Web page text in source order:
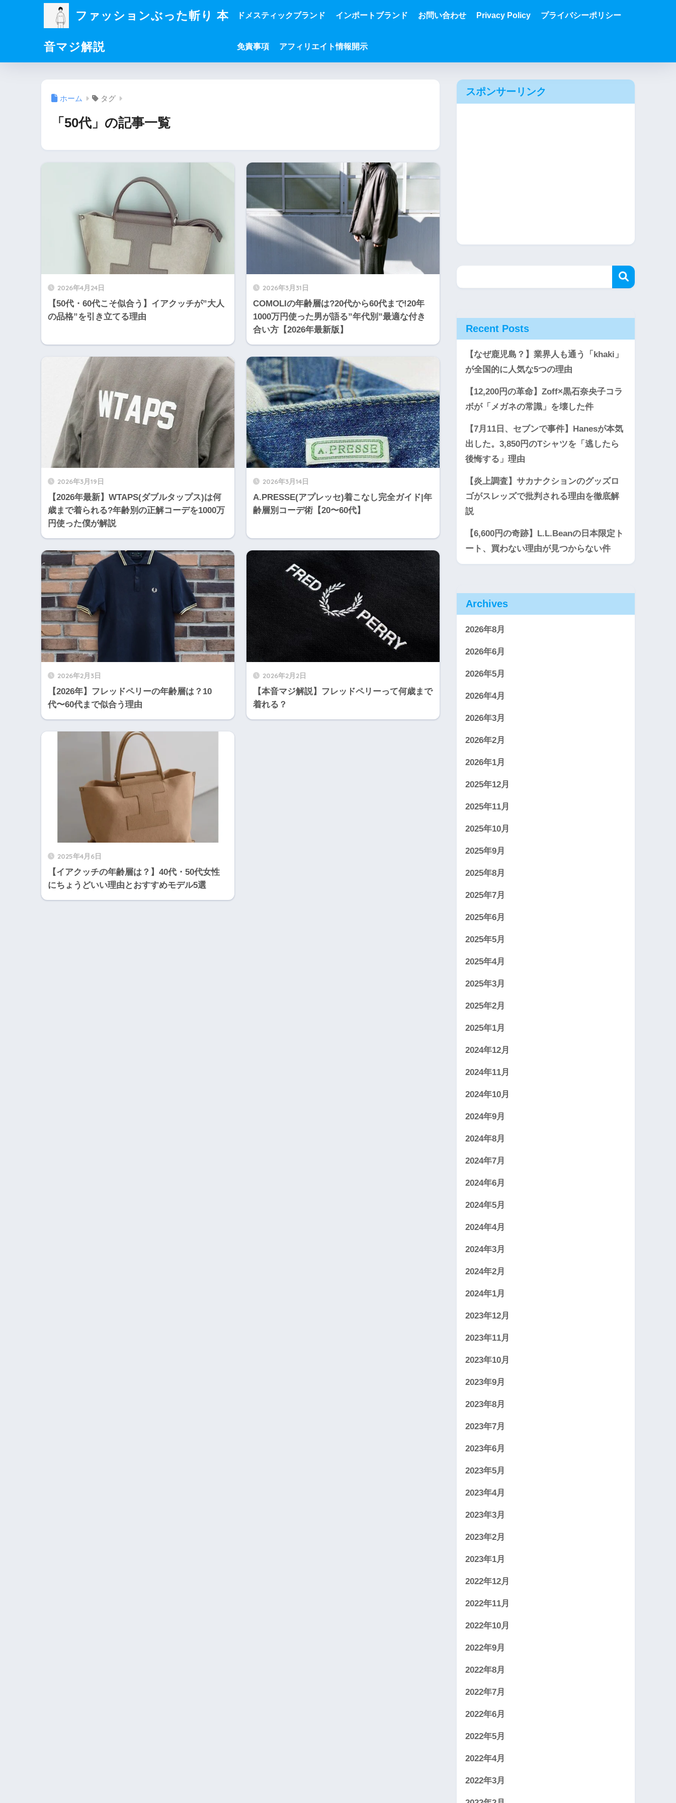
ファッションぶった斬り 本
音マジ解説
ドメスティックブランド インポートブランド お問い合わせ Privacy Policy プライバシーポリシー
免責事項 アフィリエイト情報開示
ホーム タグ
「50代」の記事一覧
2026年4月24日
【50代・60代こそ似合う】イアクッチが”大人
の品格”を引き立てる理由
2026年3月31日
COMOLIの年齢層は?20代から60代まで!20年
1000万円使った男が語る”年代別”最適な付き
合い方【2026年最新版】
2026年3月19日
【2026年最新】WTAPS(ダブルタップス)は何
歳まで着られる?年齢別の正解コーデを1000万
円使った僕が解説
2026年3月14日
A.PRESSE(アプレッセ)着こなし完全ガイド|年
齢層別コーデ術【20〜60代】
2026年2月3日
【2026年】フレッドペリーの年齢層は？10
代〜60代まで似合う理由
2026年2月2日
【本音マジ解説】フレッドペリーって何歳まで
着れる？
2025年4月6日
【イアクッチの年齢層は？】40代・50代女性
にちょうどいい理由とおすすめモデル5選
スポンサーリンク
Recent Posts
【なぜ鹿児島？】業界人も通う「khaki」
が全国的に人気な5つの理由
【12,200円の革命】Zoff×黒石奈央子コラ
ボが「メガネの常識」を壊した件
【7月11日、セブンで事件】Hanesが本気
出した。3,850円のTシャツを「逃したら
後悔する」理由
【炎上調査】サカナクションのグッズロ
ゴがスレッズで批判される理由を徹底解
説
【6,600円の奇跡】L.L.Beanの日本限定ト
ート、買わない理由が見つからない件
Archives
2026年8月
2026年6月
2026年5月
2026年4月
2026年3月
2026年2月
2026年1月
2025年12月
2025年11月
2025年10月
2025年9月
2025年8月
2025年7月
2025年6月
2025年5月
2025年4月
2025年3月
2025年2月
2025年1月
2024年12月
2024年11月
2024年10月
2024年9月
2024年8月
2024年7月
2024年6月
2024年5月
2024年4月
2024年3月
2024年2月
2024年1月
2023年12月
2023年11月
2023年10月
2023年9月
2023年8月
2023年7月
2023年6月
2023年5月
2023年4月
2023年3月
2023年2月
2023年1月
2022年12月
2022年11月
2022年10月
2022年9月
2022年8月
2022年7月
2022年6月
2022年5月
2022年4月
2022年3月